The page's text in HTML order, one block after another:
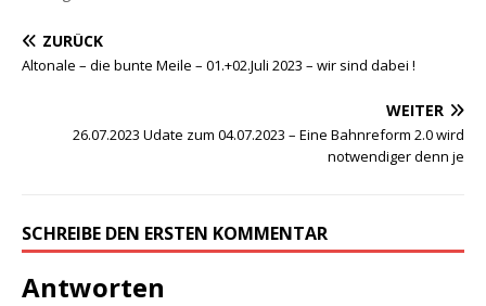
ZURÜCK
Altonale – die bunte Meile – 01.+02.Juli 2023 – wir sind dabei !
WEITER
26.07.2023 Udate zum 04.07.2023 – Eine Bahnreform 2.0 wird
notwendiger denn je
SCHREIBE DEN ERSTEN KOMMENTAR
Antworten